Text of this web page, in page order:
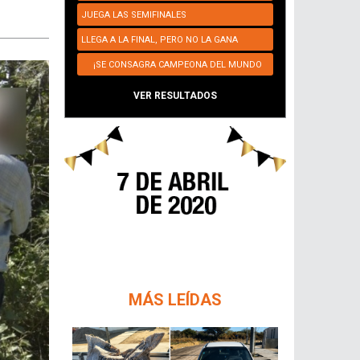
JUEGA LAS SEMIFINALES
LLEGA A LA FINAL, PERO NO LA GANA
¡SE CONSAGRA CAMPEONA DEL MUNDO
VER RESULTADOS
MÁS LEÍDAS